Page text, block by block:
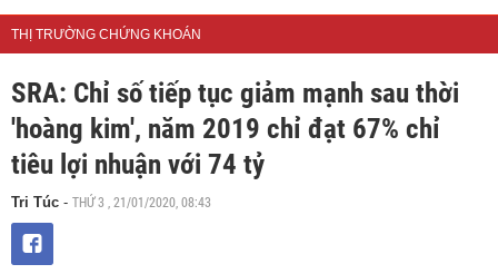
THỊ TRƯỜNG CHỨNG KHOÁN
SRA: Chỉ số tiếp tục giảm mạnh sau thời
'hoàng kim', năm 2019 chỉ đạt 67% chỉ
tiêu lợi nhuận với 74 tỷ
Tri Túc - THỨ 3 , 21/01/2020, 08:43